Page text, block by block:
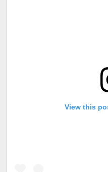
View this